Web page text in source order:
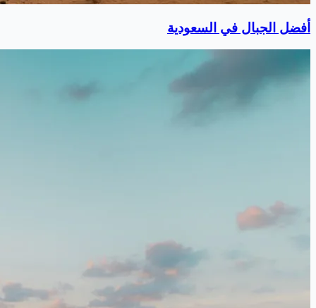
أفضل الجبال في السعودية